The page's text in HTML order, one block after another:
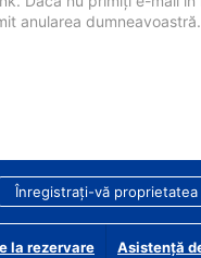
anularea dumneavoastră.
Înregistrați-vă proprietatea
la rezervare Asistență